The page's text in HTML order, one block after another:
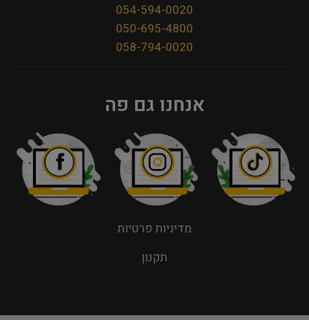
054-594-0020
050-695-4800
058-794-0020
אנחנו גם פה
מדיניות פרטיות
תקנון